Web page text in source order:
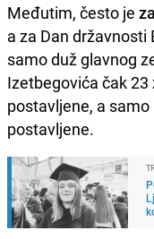
Međutim, često je
a za Dan
samo duž glavnog
Izetbegovića čak
postavljene, a
postavljene.